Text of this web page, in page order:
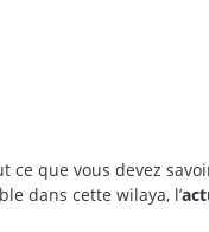
ce que vous devez
dans cette wilaya, l’